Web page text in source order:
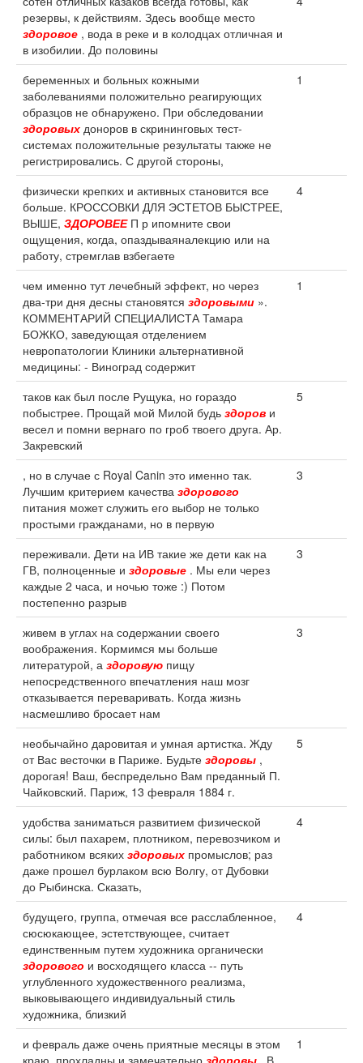
резервы, к действиям. Здесь вообще место
здоровое , вода в реке и в колодцах отличная и
в изобилии. До половины
беременных и больных кожными
заболеваниями положительно реагирующих
образцов не обнаружено. При обследовании
здоровых доноров в скрининговых тест-
системах положительные результаты также не
регистрировались. С другой стороны,
1
физически крепких и активных становится все
больше. КРОССОВКИ ДЛЯ ЭСТЕТОВ БЫСТРЕЕ,
ВЫШЕ, ЗДОРОВЕЕП р ипомните свои
ощущения, когда, опаздываяналекцию или на
работу, стремглав взбегаете
4
чем именно тут лечебный эффект, но через
два-три дня десны становятся здоровыми ».
КОММЕНТАРИЙ СПЕЦИАЛИСТА Тамара
БОЖКО, заведующая отделением
невропатологии Клиники альтернативной
медицины: - Виноград содержит
1
таков как был после Рущука, но гораздо
побыстрее. Прощай мой Милой будь здоров и
весел и помни вернаго по гроб твоего друга. Ар.
Закревский
5
, но в случае с Royal Canin это именно так.
Лучшим критерием качества здорового
питания может служить его выбор не только
простыми гражданами, но в первую
3
переживали. Дети на ИВ такие же дети как на
ГВ, полноценные и здоровые . Мы ели через
каждые 2 часа, и ночью тоже :) Потом
постепенно разрыв
3
живем в углах на содержании своего
воображения. Кормимся мы больше
литературой, а здоровую пищу
непосредственного впечатления наш мозг
отказывается переваривать. Когда жизнь
насмешливо бросает нам
3
необычайно даровитая и умная артистка. Жду
от Вас весточки в Париже. Будьте здоровы ,
дорогая! Ваш, беспредельно Вам преданный П.
Чайковский. Париж, 13 февраля 1884 г.
5
удобства заниматься развитием физической
силы: был пахарем, плотником, перевозчиком и
работником всяких здоровых промыслов; раз
даже прошел бурлаком всю Волгу, от Дубовки
до Рыбинска. Сказать,
4
будущего, группа, отмечая все расслабленное,
сюсюкающее, эстетствующее, считает
единственным путем художника органически
здорового и восходящего класса -- путь
углубленного художественного реализма,
выковывающего индивидуальный стиль
художника, близкий
4
и февраль даже очень приятные месяцы в этом
краю, прохладны и замечательно здоровы . В
1